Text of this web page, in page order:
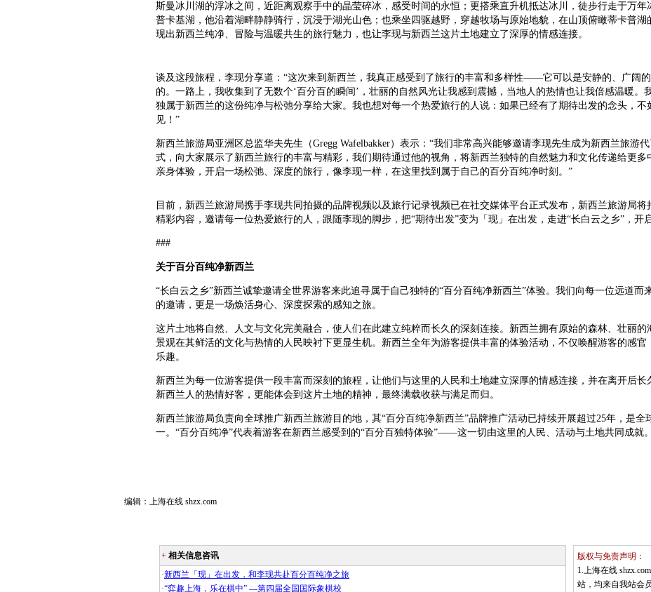
斯曼冰川湖的浮冰之间，近距离观察手中的晶莹碎冰，感受时间的永恒；更搭乘直升机抵达冰川，徒步行走于万
普卡基湖，他沿着湖畔静静骑行，沉浸于湖光山色；也乘坐四驱越野，穿越牧场与原始地貌，在山顶俯瞰蒂卡普
现出新西兰纯净、冒险与温暖共生的旅行魅力，也让李现与新西兰这片土地建立了深厚的情感连接。
谈及这段旅程，李现分享道：“这次来到新西兰，我真正感受到了旅行的丰富和多样性——它可以是安静的、广阔
的。一路上，我收集到了无数个‘百分百的瞬间’，壮丽的自然风光让我感到震撼，当地人的热情也让我倍感温暖。
独属于新西兰的这份纯净与松弛分享给大家。我也想对每一个热爱旅行的人说：如果已经有了期待出发的念头，
见！”
新西兰旅游局亚洲区总监华夫先生（Gregg Wafelbakker）表示：“我们非常高兴能够邀请李现先生成为新西兰旅游
式，向大家展示了新西兰旅行的丰富与精彩，我们期待通过他的视角，将新西兰独特的自然魅力和文化传递给更
亲身体验，开启一场松弛、深度的旅行，像李现一样，在这里找到属于自己的百分百纯净时刻。”
目前，新西兰旅游局携手李现共同拍摄的品牌视频以及旅行记录视频已在社交媒体平台正式发布，新西兰旅游局
精彩内容，邀请每一位热爱旅行的人，跟随李现的脚步，把“期待出发”变为「现」在出发，走进“长白云之乡”，开
###
关于百分百纯净新西兰
“长白云之乡”新西兰诚挚邀请全世界游客来此追寻属于自己独特的“百分百纯净新西兰”体验。我们向每一位远道而
的邀请，更是一场焕活身心、深度探索的感知之旅。
这片土地将自然、人文与文化完美融合，使人们在此建立纯粹而长久的深刻连接。新西兰拥有原始的森林、壮丽
景观在其鲜活的文化与热情的人民映衬下更显生机。新西兰全年为游客提供丰富的体验活动，不仅唤醒游客的感
乐趣。
新西兰为每一位游客提供一段丰富而深刻的旅程，让他们与这里的人民和土地建立深厚的情感连接，并在离开后长
新西兰人的热情好客，更能体会到这片土地的精神，最终满载收获与满足而归。
新西兰旅游局负责向全球推广新西兰旅游目的地，其“百分百纯净新西兰”品牌推广活动已持续开展超过25年，是全
一。“百分百纯净”代表着游客在新西兰感受到的“百分百独特体验”——这一切由这里的人民、活动与土地共同成就。
编辑：上海在线 shzx.com
+ 相关信息咨讯
·新西兰「现」在出发，和李现共赴百分百纯净之旅
·“弈趣上海，乐在棋中” —第四届全国国际象棋校
版权与免责声明：
1.上海在线
站，均来自我站会